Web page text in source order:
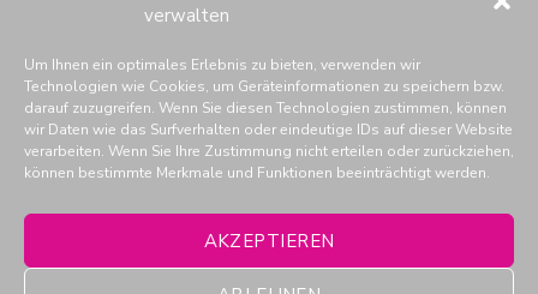
verwalten
Um Ihnen ein optimales Erlebnis zu bieten, verwenden wir
Technologien wie Cookies, um Geräteinformationen zu speichern bzw.
darauf zuzugreifen. Wenn Sie diesen Technologien zustimmen, können
wir Daten wie das Surfverhalten oder eindeutige IDs auf dieser Website
verarbeiten. Wenn Sie Ihre Zustimmung nicht erteilen oder zurückziehen,
können bestimmte Merkmale und Funktionen beeinträchtigt werden.
AKZEPTIEREN
THOMSIT in den Social Media